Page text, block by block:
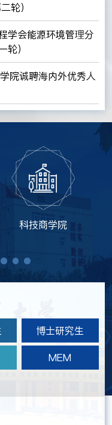
轮）
学会能源环境管理分
轮）
院诚聘海内外优秀人
科技商学院
博士研究生
MEM